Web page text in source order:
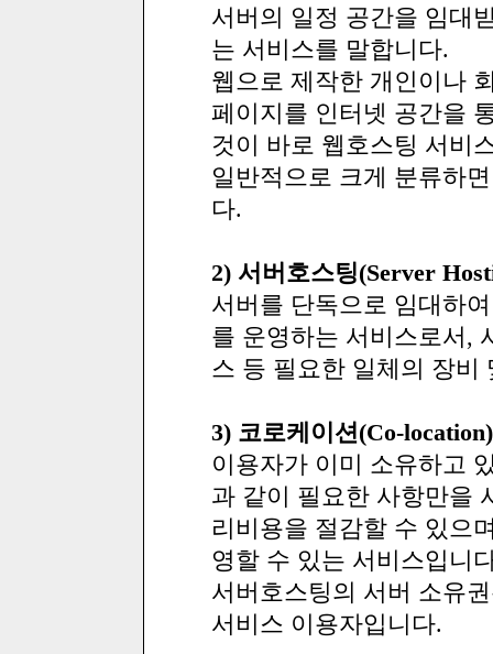
서버의 일정 공간을 임대
는 서비스를 말합니다.
웹으로 제작한 개인이나
페이지를 인터넷 공간을
것이 바로 웹호스팅 서비
일반적으로 크게 분류하
다.
2) 서버호스팅(Server
서버를 단독으로 임대하
를 운영하는 서비스로서,
스 등 필요한 일체의 장비
3) 코로케이션(Co-location)
이용자가 이미 소유하고
과 같이 필요한 사항만을
리비용을 절감할 수 있으
영할 수 있는 서비스입니
서버호스팅의 서버 소유
서비스 이용자입니다.